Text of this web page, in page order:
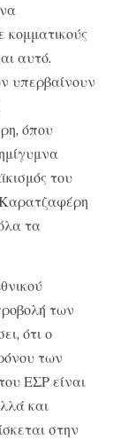
κομματικούς
αυτό.
υπερβαίνουν
όπου
του
τα
των
ότι ο
των
ΕΣΡ είναι
και
στην